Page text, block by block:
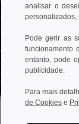
analisar o
personalizados,
Pode gerir as
funcionamento
entanto, pode
publicidade.
Para mais
de Cookies e